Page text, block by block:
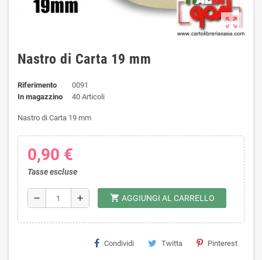
zoom_out_map
Nastro di Carta 19 mm
Riferimento
0091
In magazzino
40 Articoli
Nastro di Carta 19 mm
0,90 €
Tasse escluse
remove add shopping_cart AGGIUNGI AL CARRELLO
Condividi Twitta Pinterest